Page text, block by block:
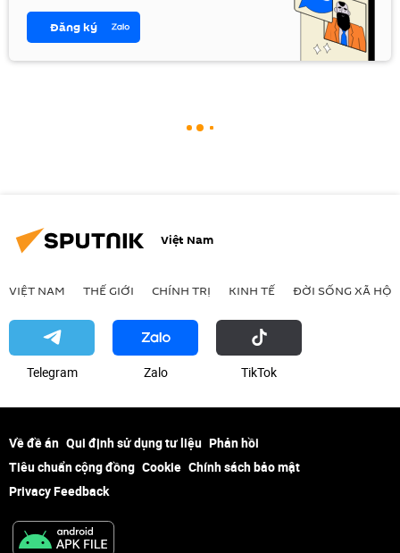
Đăng ký
Việt Nam
VIỆT NAM THẾ GIỚI CHÍNH TRỊ KINH TẾ ĐỜI SỐNG XÃ HỘI
Telegram Zalo ТikТоk
Về đề án Qui định sử dụng tư liệu Phản hồi
Tiêu chuẩn cộng đồng Cookie Chính sách bảo mật
Privacy Feedback